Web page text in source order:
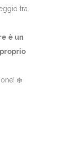
tra
è un
❄️